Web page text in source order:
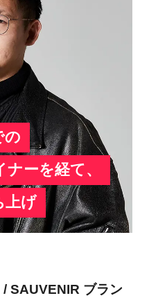
の
ーを経て、
上げ
SAUVENIR ブラン